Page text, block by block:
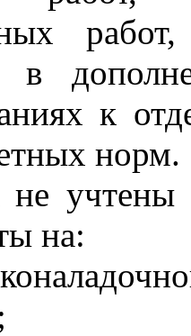
в
к
норм.
учтены
на: